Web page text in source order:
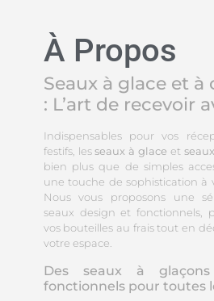
À Propos
Seaux à glace et
: L’art de recevoir
Indispensables pour vos
festifs, lesseaux à glace et
bien plus que de simples
une touche de sophistication à
Nous vous proposons une
seaux design et fonctionnels,
vos bouteilles au frais tout en
votre espace.
Des seaux à
fonctionnels pour toutes